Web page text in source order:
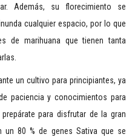
Además, su florecimiento se
cualquier espacio, por lo que
de marihuana que tienen tanta
un cultivo para principiantes, ya
paciencia y conocimientos para
para disfrutar de la gran
un 80 % de genes Sativa que se